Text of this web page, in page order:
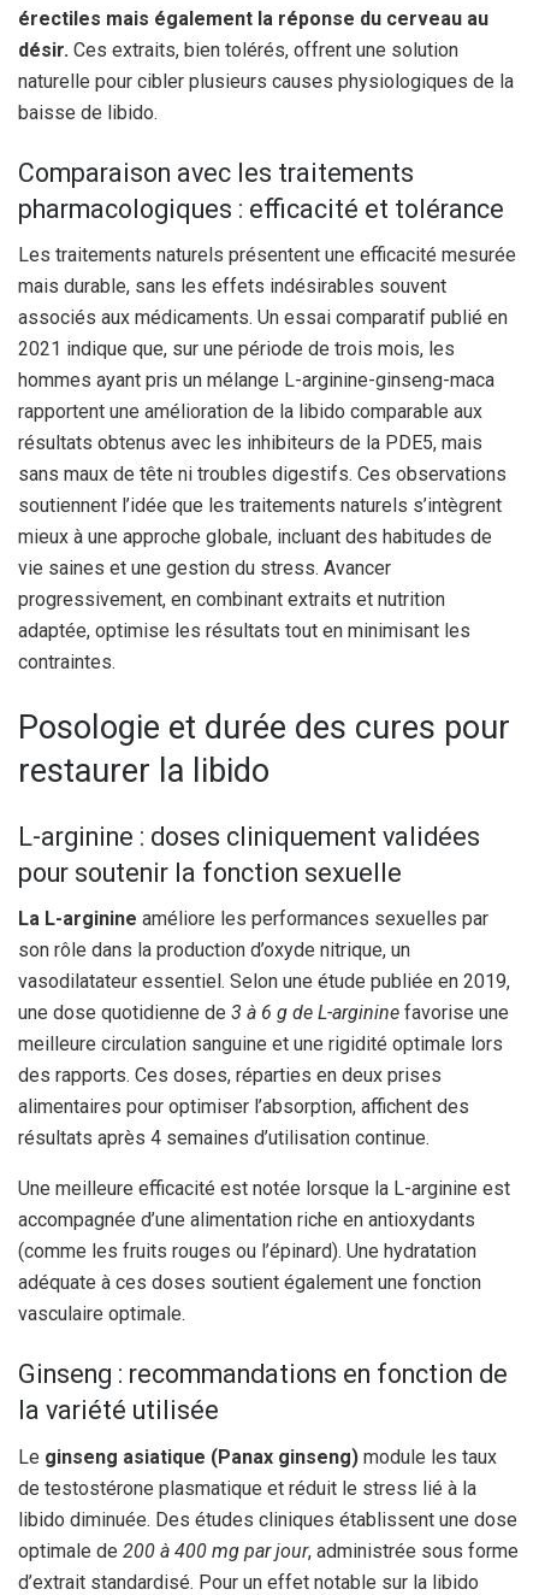
érectiles mais également la réponse du cerveau au
désir. Ces extraits, bien tolérés, offrent une solution
naturelle pour cibler plusieurs causes physiologiques de la
baisse de libido.
Comparaison avec les traitements
pharmacologiques : efficacité et tolérance
Les traitements naturels présentent une efficacité mesurée
mais durable, sans les effets indésirables souvent
associés aux médicaments. Un essai comparatif publié en
2021 indique que, sur une période de trois mois, les
hommes ayant pris un mélange L-arginine-ginseng-maca
rapportent une amélioration de la libido comparable aux
résultats obtenus avec les inhibiteurs de la PDE5, mais
sans maux de tête ni troubles digestifs. Ces observations
soutiennent l’idée que les traitements naturels s’intègrent
mieux à une approche globale, incluant des habitudes de
vie saines et une gestion du stress. Avancer
progressivement, en combinant extraits et nutrition
adaptée, optimise les résultats tout en minimisant les
contraintes.
Posologie et durée des cures pour
restaurer la libido
L-arginine : doses cliniquement validées
pour soutenir la fonction sexuelle
La L-arginine améliore les performances sexuelles par
son rôle dans la production d’oxyde nitrique, un
vasodilatateur essentiel. Selon une étude publiée en 2019,
une dose quotidienne de 3 à 6 g de L-arginine favorise une
meilleure circulation sanguine et une rigidité optimale lors
des rapports. Ces doses, réparties en deux prises
alimentaires pour optimiser l’absorption, affichent des
résultats après 4 semaines d’utilisation continue.
Une meilleure efficacité est notée lorsque la L-arginine est
accompagnée d’une alimentation riche en antioxydants
(comme les fruits rouges ou l’épinard). Une hydratation
adéquate à ces doses soutient également une fonction
vasculaire optimale.
Ginseng : recommandations en fonction de
la variété utilisée
Le ginseng asiatique (Panax ginseng) module les taux
de testostérone plasmatique et réduit le stress lié à la
libido diminuée. Des études cliniques établissent une dose
optimale de 200 à 400 mg par jour, administrée sous forme
d’extrait standardisé. Pour un effet notable sur la libido